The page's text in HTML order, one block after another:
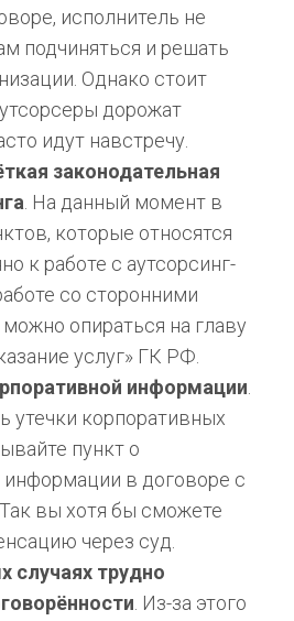
исполнитель не
подчиняться и решать
Однако стоит
дорожат
идут навстречу.
законодательная
. На данный момент в
которые относятся
к работе с аутсорсинг-
со сторонними
опираться на главу
услуг» ГК РФ.
информации.
утечки корпоративных
пункт о
информации в договоре с
вы хотя бы сможете
через суд.
случаях трудно
. Из-за этого